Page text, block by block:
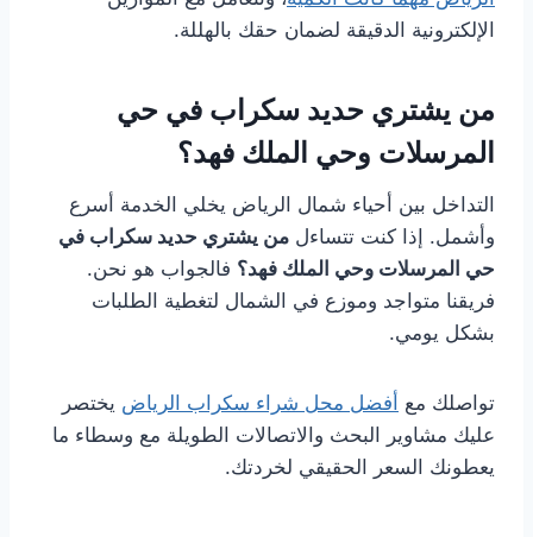
الإلكترونية الدقيقة لضمان حقك بالهللة.
من يشتري حديد سكراب في حي
المرسلات وحي الملك فهد؟
التداخل بين أحياء شمال الرياض يخلي الخدمة أسرع
وأشمل. إذا كنت تتساءل من يشتري حديد سكراب في
حي المرسلات وحي الملك فهد؟ فالجواب هو نحن.
فريقنا متواجد وموزع في الشمال لتغطية الطلبات
بشكل يومي.
تواصلك مع أفضل محل شراء سكراب الرياض يختصر
عليك مشاوير البحث والاتصالات الطويلة مع وسطاء ما
يعطونك السعر الحقيقي لخردتك.